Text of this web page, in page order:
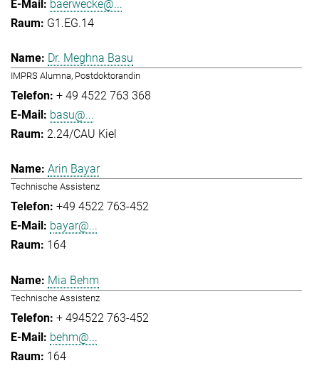
baerwecke@...
G1.EG.14
Dr. Meghna Basu
IMPRS Alumna, Postdoktorandin
+ 49 4522 763 368
basu@...
2.24/CAU Kiel
Arin Bayar
Technische Assistenz
+49 4522 763-452
bayar@...
164
Mia Behm
Technische Assistenz
+ 494522 763-452
behm@...
164